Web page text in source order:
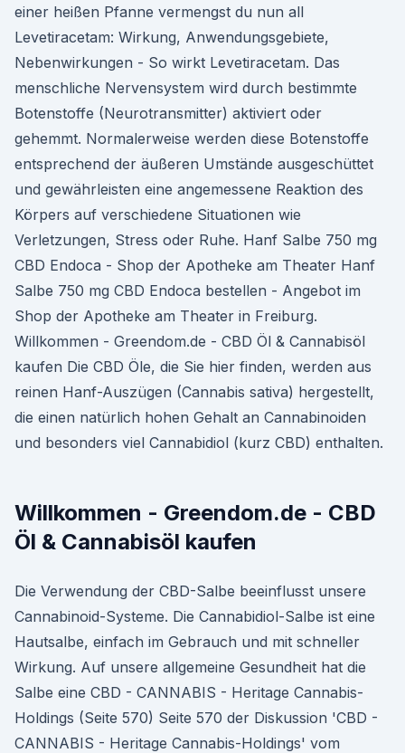
einer heißen Pfanne vermengst du nun all
Levetiracetam: Wirkung, Anwendungsgebiete,
Nebenwirkungen - So wirkt Levetiracetam. Das
menschliche Nervensystem wird durch bestimmte
Botenstoffe (Neurotransmitter) aktiviert oder
gehemmt. Normalerweise werden diese Botenstoffe
entsprechend der äußeren Umstände ausgeschüttet
und gewährleisten eine angemessene Reaktion des
Körpers auf verschiedene Situationen wie
Verletzungen, Stress oder Ruhe. Hanf Salbe 750 mg
CBD Endoca - Shop der Apotheke am Theater Hanf
Salbe 750 mg CBD Endoca bestellen - Angebot im
Shop der Apotheke am Theater in Freiburg.
Willkommen - Greendom.de - CBD Öl & Cannabisöl
kaufen Die CBD Öle, die Sie hier finden, werden aus
reinen Hanf-Auszügen (Cannabis sativa) hergestellt,
die einen natürlich hohen Gehalt an Cannabinoiden
und besonders viel Cannabidiol (kurz CBD) enthalten.
Willkommen - Greendom.de - CBD
Öl & Cannabisöl kaufen
Die Verwendung der CBD-Salbe beeinflusst unsere
Cannabinoid-Systeme. Die Cannabidiol-Salbe ist eine
Hautsalbe, einfach im Gebrauch und mit schneller
Wirkung. Auf unsere allgemeine Gesundheit hat die
Salbe eine CBD - CANNABIS - Heritage Cannabis-
Holdings (Seite 570) Seite 570 der Diskussion 'CBD -
CANNABIS - Heritage Cannabis-Holdings' vom